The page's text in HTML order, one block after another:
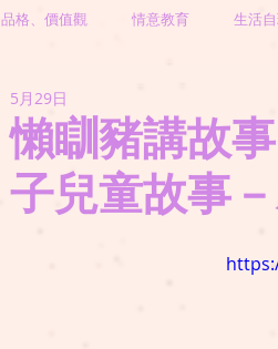
品格、價值觀 情意教育 生活
懶瞓豬講故
子兒童故事
5月29日